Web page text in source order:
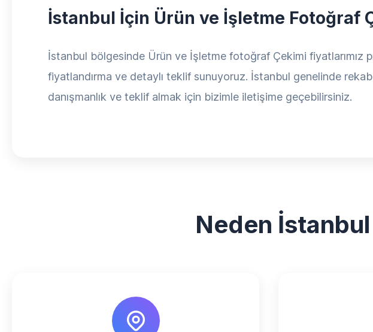
İstanbul İçin Ürün ve İşletme Fotoğraf
İstanbul bölgesinde Ürün ve İşletme fotoğraf Çekimi fiyatlarımız
fiyatlandırma ve detaylı teklif sunuyoruz. İstanbul genelinde
danışmanlık ve teklif almak için bizimle iletişime geçebilirsiniz.
Neden